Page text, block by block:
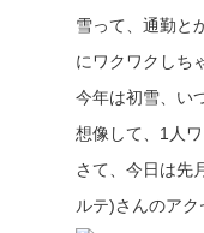
雪って、通勤と
にワクワクしち
今年は初雪、い
想像して、1人
さて、今日は先
ルテ)さんのアク